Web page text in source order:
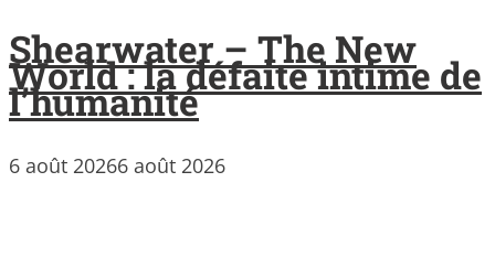
Shearwater – The New
World : la défaite intime de
l’humanité
6 août 20266 août 2026